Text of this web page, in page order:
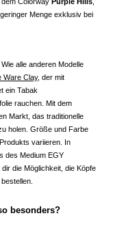
Menge exklusiv bei
alle anderen Modelle
Ware Clay, der mit
ein Tabak
rauchen. Mit dem
Markt, das traditionelle
holen. Größe und Farbe
variieren. In
des Medium EGY
die Möglichkeit, die Köpfe
besonders?